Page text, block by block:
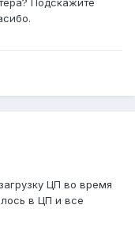
Подскажите
ЦП во время
в ЦП и все